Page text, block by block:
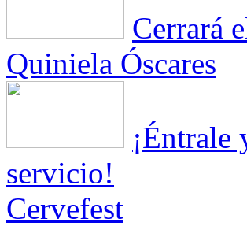
Cerrará
Quiniela Óscares
¡Éntrale
servicio!
Cervefest